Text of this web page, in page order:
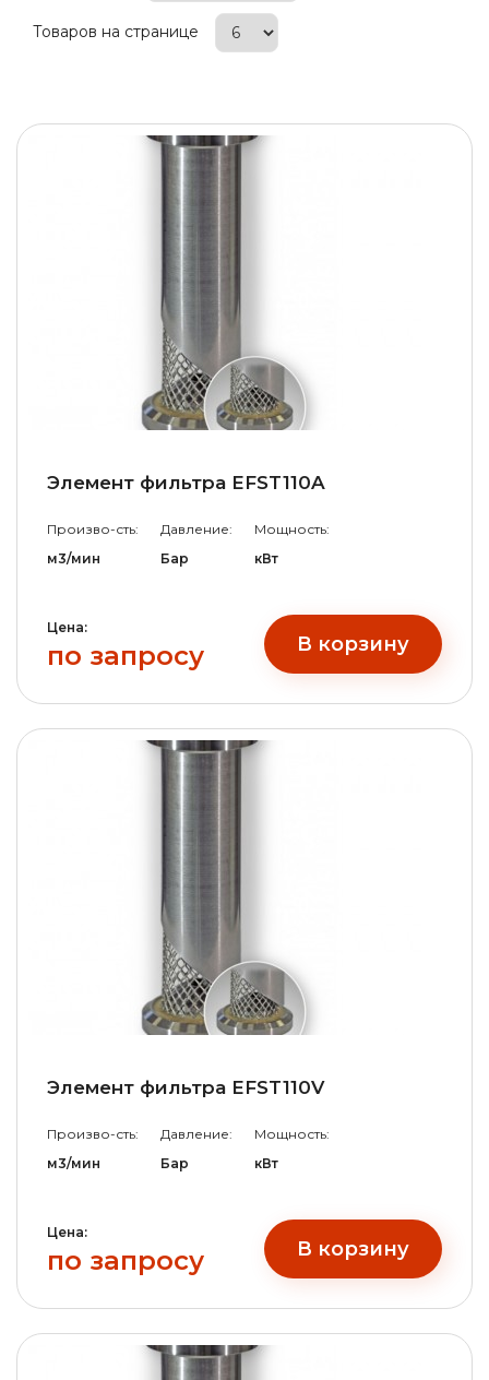
Товаров на странице
Элемент фильтра EFST110A
Произво-сть:
м3/мин
Давление:
Бар
Мощность:
кВт
Цена:
по запросу В корзину
Элемент фильтра EFST110V
Произво-сть:
м3/мин
Давление:
Бар
Мощность:
кВт
Цена:
по запросу В корзину